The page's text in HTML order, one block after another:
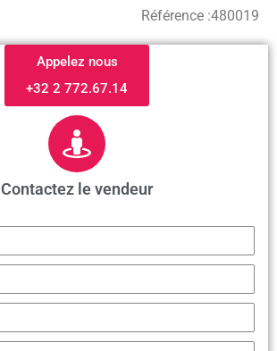
Référence :480019
Appelez nous
+32 2 772.67.14
Contactez le vendeur